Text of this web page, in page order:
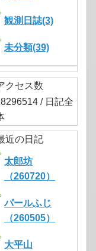
観測日誌(3)
未分類(39)
クセス数
/ 日記全
近の日記
太郎坊
（260720）
パールふじ
（260505）
大平山